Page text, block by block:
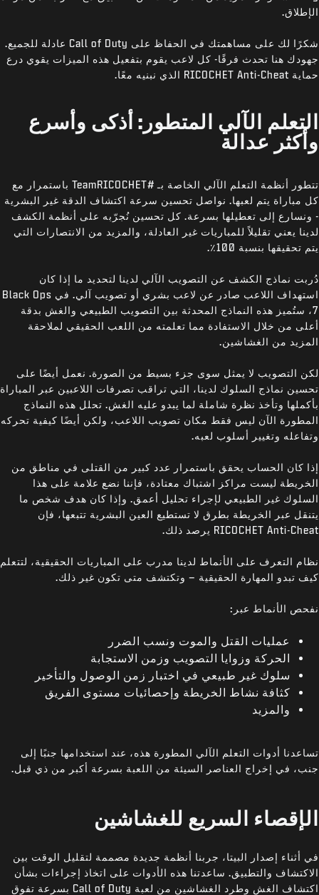
الإطلاق.
شكرًا لك على مساهمتك في الحفاظ على Call of Duty عادلة للجميع.
جهودك هنا تحدث فرقًا- كل لاعب يقوم بتفعيل هذه الميزات يقوي درع
حماية RICOCHET Anti-Cheat الذي نبنيه معًا.
التعلم الآلي المتطور: أذكى وأسرع
وأكثر عدالة
تتطور أنظمة التعلم الآلي الخاصة بـ #TeamRICOCHET باستمرار مع
كل مباراة يتم لعبها. نواصل تحسين سرعة اكتشاف الدقة غير البشرية
- ونسارع إلى تعطيلها بسرعة. كل تحسين نُجرّبه على أنظمة الكشف
لدينا يعني تقليلاً للمباريات غير العادلة، والمزيد من الانتصارات التي
يتم تحقيقها بنسبة 100٪.
دُربت نماذج الكشف عن التصويب الآلي لدينا لتحديد ما إذا كان
استهداف اللاعب صادر عن لاعب بشري أو تصويب آلي. في Black Ops
7، ستُميز هذه النماذج المحدثة بين التصويب الطبيعي والغش بدقة
أعلى من خلال الاستفادة مما تعلمته من اللعب الحقيقي لملاحقة
المزيد من الغشاشين.
لكن التصويب لا يمثل سوى جزء بسيط من الصورة. نعمل أيضًا على
تحسين نماذج السلوك لدينا، التي تراقب تصرفات اللاعبين عبر المباراة
بأكملها وتأخذ نظرة شاملة لما يبدو عليه الغش. تحلل هذه النماذج
المطورة الآن ليس فقط مكان تصويب اللاعب، ولكن أيضًا كيفية تحركه
وتفاعله وتغيير أسلوب لعبه.
إذا كان الحساب يحقق باستمرار عدد كبير من القتلى في مناطق من
الخريطة ليست مراكز اشتباك معتادة، فإننا نضع علامة على هذا
السلوك غير الطبيعي لإجراء تحليل أعمق. وإذا كان هدف شخص ما
يتنقل عبر الخريطة بطرق لا تستطيع العين البشرية تتبعها، فإن
RICOCHET Anti-Cheat يرصد ذلك.
نظام التعرف على الأنماط لدينا مدرب على المباريات الحقيقية، لتتعلم
كيف تبدو المهارة الحقيقية – وتكتشف متى تكون غير ذلك.
نفحص الأنماط عبر:
عمليات القتل والموت ونسب الضرر
الحركة وزوايا التصويب وزمن الاستجابة
سلوك غير طبيعي في اختبار زمن الوصول والتأخير
كثافة نشاط الخريطة وإحصائيات مستوى الفريق
والمزيد
تساعدنا أدوات التعلم الآلي المطورة هذه، عند استخدامها جنبًا إلى
جنب، في إخراج العناصر السيئة من اللعبة بسرعة أكبر من ذي قبل.
الإقصاء السريع للغشاشين
في أثناء إصدار البيتا، جربنا أنظمة جديدة مصممة لتقليل الوقت بين
الاكتشاف والتطبيق. ساعدتنا هذه الأدوات على اتخاذ إجراءات بشأن
اكتشاف الغش وطرد الغشاشين من لعبة Call of Duty بسرعة تفوق